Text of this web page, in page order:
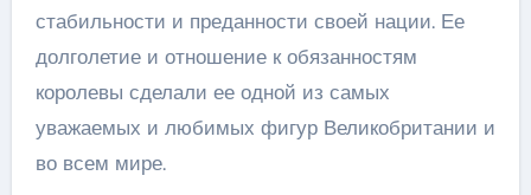
стабильности и преданности своей нации. Ее
долголетие и отношение к обязанностям
королевы сделали ее одной из самых
уважаемых и любимых фигур Великобритании и
во всем мире.